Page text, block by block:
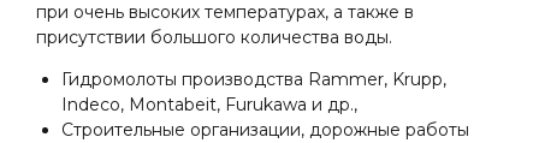
при очень высоких температурах, а также в
присутствии большого количества воды.
Гидромолоты производства Rammer, Krupp,
Indeco, Montabeit, Furukawa и др.,
Строительные организации, дорожные работы